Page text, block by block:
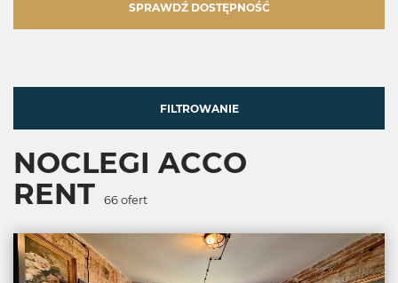
SPRAWDŹ DOSTĘPNOŚĆ
FILTROWANIE
NOCLEGI ACCO
RENT
66 ofert